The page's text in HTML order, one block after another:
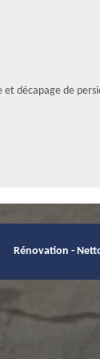
et décapage de
Rénovation -